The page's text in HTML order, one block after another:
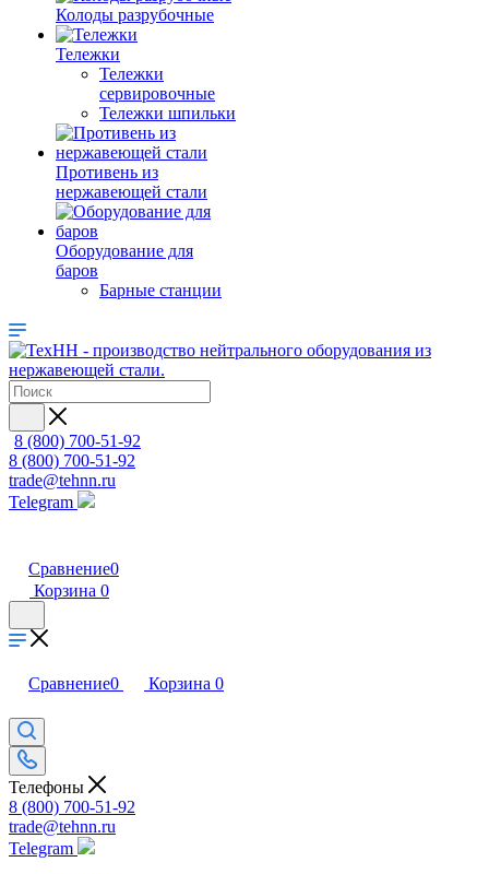
Колоды разрубочные
Тележки
Тележки
сервировочные
Тележки шпильки
Противень из
нержавеющей стали
Оборудование для
баров
Барные станции
8 (800) 700-51-92
8 (800) 700-51-92
trade@tehnn.ru
Telegram
Сравнение0
Корзина 0
Сравнение0 Корзина 0
Телефоны
8 (800) 700-51-92
trade@tehnn.ru
Telegram